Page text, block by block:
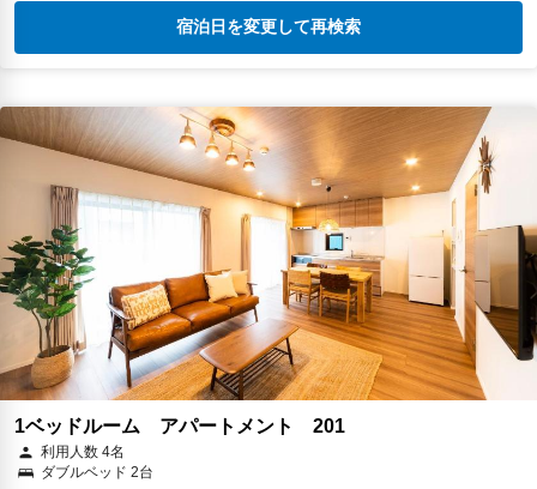
宿泊日を変更して再検索
1ベッドルーム アパートメント 201
利用人数 4名
ダブルベッド 2台